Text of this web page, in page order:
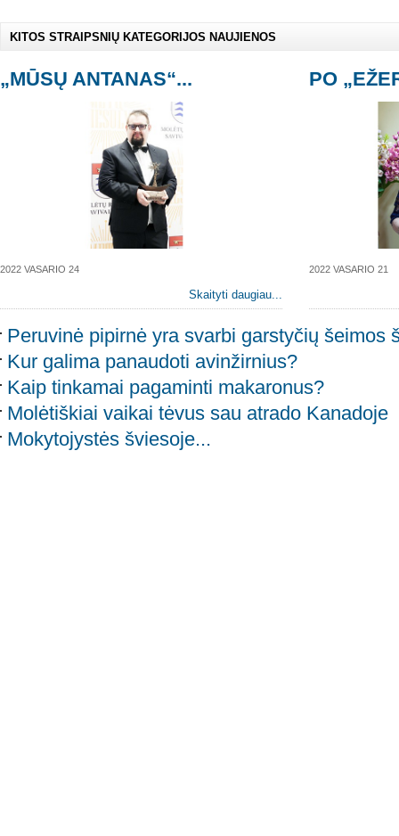
KITOS STRAIPSNIŲ KATEGORIJOS NAUJIENOS
„MŪSŲ ANTANAS“...
2022 VASARIO 24
Skaityti daugiau...
PO
2022 VASARIO 21
Peruvinė pipirnė yra svarbi garstyčių šeimos
Kur galima panaudoti avinžirnius?
Kaip tinkamai pagaminti makaronus?
Molėtiškiai vaikai tėvus sau atrado Kanadoje
Mokytojystės šviesoje...